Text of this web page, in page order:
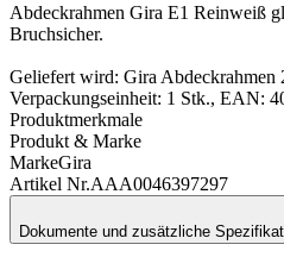
Abdeckrahmen Gira E1 Reinweiß
Bruchsicher.
Geliefert wird: Gira Abdeckrahmen
Verpackungseinheit: 1 Stk., EAN:
Produktmerkmale
Produkt & Marke
MarkeGira
Artikel Nr.AAA0046397297
Dokumente und zusätzliche